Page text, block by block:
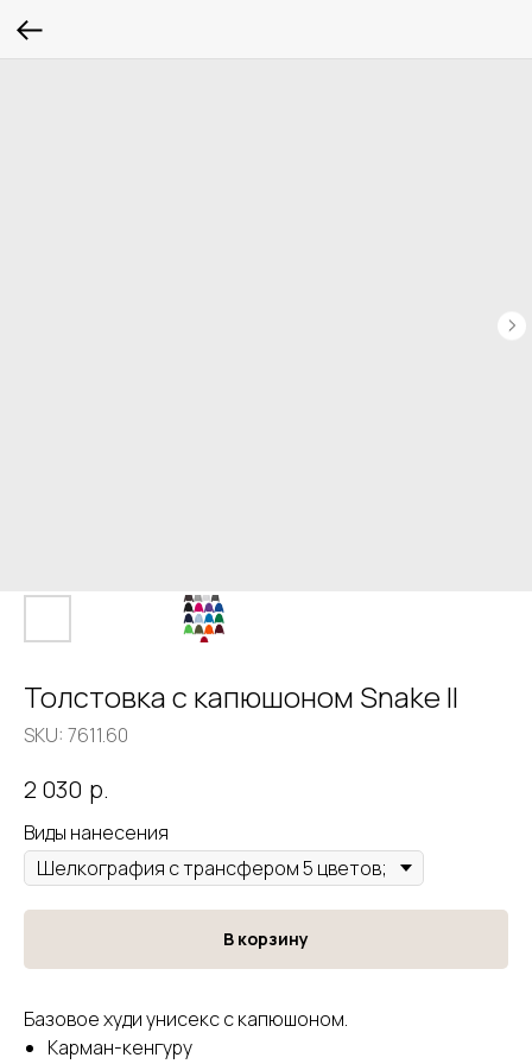
Толстовка с капюшоном Snake II
SKU: 7611.60
2 030 р.
Виды нанесения
В корзину
Базовое худи унисекс с капюшоном.
Карман-кенгуру